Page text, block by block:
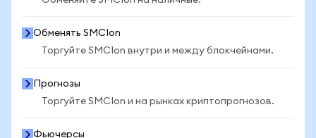
Обменять SMCIon
Торгуйте SMCIon внутри и между блокчейнами.
Прогнозы
Торгуйте SMCIon и на рынках криптопрогнозов.
Фьючерсы